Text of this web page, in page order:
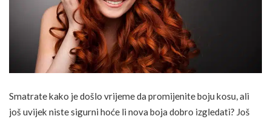
Smatrate kako je došlo vrijeme da promijenite boju kosu, ali
još uvijek niste sigurni hoće li nova boja dobro izgledati? Još